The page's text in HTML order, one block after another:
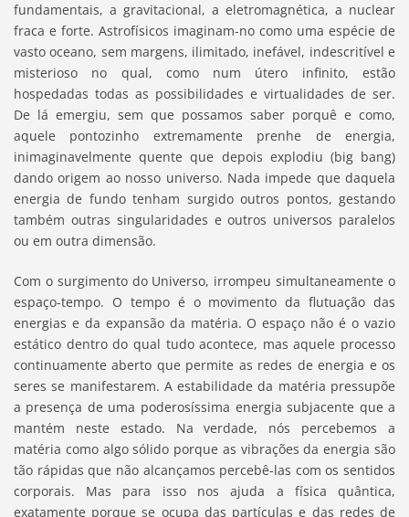
fundamentais, a gravitacional, a eletromagnética, a nuclear
fraca e forte. Astrofísicos imaginam-no como uma espécie de
vasto oceano, sem margens, ilimitado, inefável, indescritível e
misterioso no qual, como num útero infinito, estão
hospedadas todas as possibilidades e virtualidades de ser.
De lá emergiu, sem que possamos saber porquê e como,
aquele pontozinho extremamente prenhe de energia,
inimaginavelmente quente que depois explodiu (big bang)
dando origem ao nosso universo. Nada impede que daquela
energia de fundo tenham surgido outros pontos, gestando
também outras singularidades e outros universos paralelos
ou em outra dimensão.
Com o surgimento do Universo, irrompeu simultaneamente o
espaço-tempo. O tempo é o movimento da flutuação das
energias e da expansão da matéria. O espaço não é o vazio
estático dentro do qual tudo acontece, mas aquele processo
continuamente aberto que permite as redes de energia e os
seres se manifestarem. A estabilidade da matéria pressupõe
a presença de uma poderosíssima energia subjacente que a
mantém neste estado. Na verdade, nós percebemos a
matéria como algo sólido porque as vibrações da energia são
tão rápidas que não alcançamos percebê-las com os sentidos
corporais. Mas para isso nos ajuda a física quântica,
exatamente porque se ocupa das partículas e das redes de